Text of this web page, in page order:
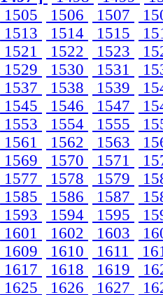
1505
1506 1507
1513
1514 1515
1521
1522 1523
1529
1530 1531
1537
1538 1539
1545
1546 1547
1553
1554 1555
1561
1562 1563
1569
1570 1571
1577
1578 1579
1585
1586 1587
1593
1594 1595
1601
1602 1603
1609
1610 1611
1617
1618 1619
1625
1626 1627